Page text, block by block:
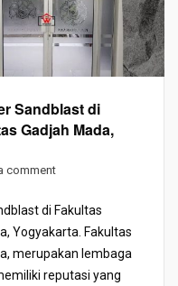
Sandblast di
Gadjah Mada,
comment
di Fakultas
Yogyakarta. Fakultas
merupakan lembaga
reputasi yang